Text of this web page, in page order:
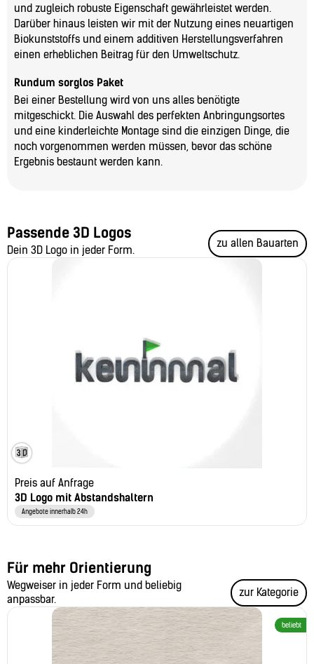
und zugleich robuste Eigenschaft gewährleistet werden.
Darüber hinaus leisten wir mit der Nutzung eines neuartigen
Biokunststoffs und einem additiven Herstellungsverfahren
einen erheblichen Beitrag für den Umweltschutz.
Rundum sorglos Paket
Bei einer Bestellung wird von uns alles benötigte
mitgeschickt. Die Auswahl des perfekten Anbringungsortes
und eine kinderleichte Montage sind die einzigen Dinge, die
noch vorgenommen werden müssen, bevor das schöne
Ergebnis bestaunt werden kann.
Passende 3D Logos
Dein 3D Logo in jeder Form.
zu allen Bauarten
Preis auf Anfrage
3D Logo mit Abstandshaltern
Angebote innerhalb 24h
Für mehr Orientierung
Wegweiser in jeder Form und beliebig
anpassbar.
zur Kategorie
beliebt